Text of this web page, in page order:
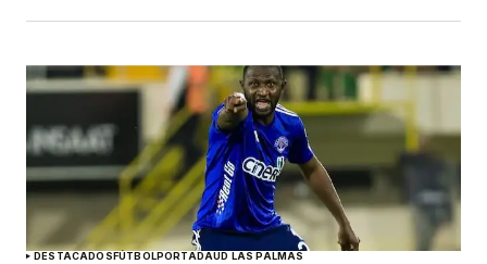
DESTACADOSFÚTBOLPORTADAUD LAS PALMAS